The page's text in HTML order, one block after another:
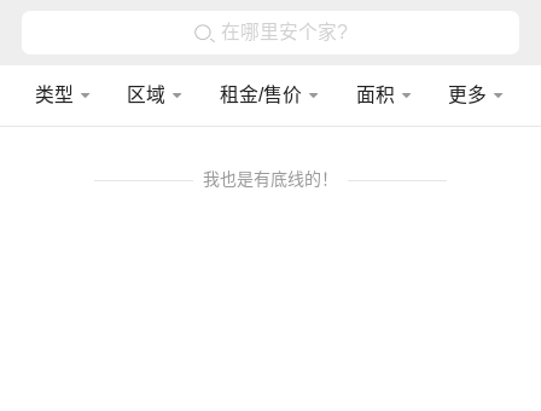
在哪里安个家?
类型 区域 租金/售价 面积 更多
我也是有底线的！